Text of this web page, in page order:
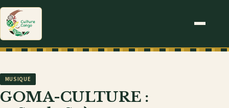
MUSIQUE
GOMA-CULTURE :